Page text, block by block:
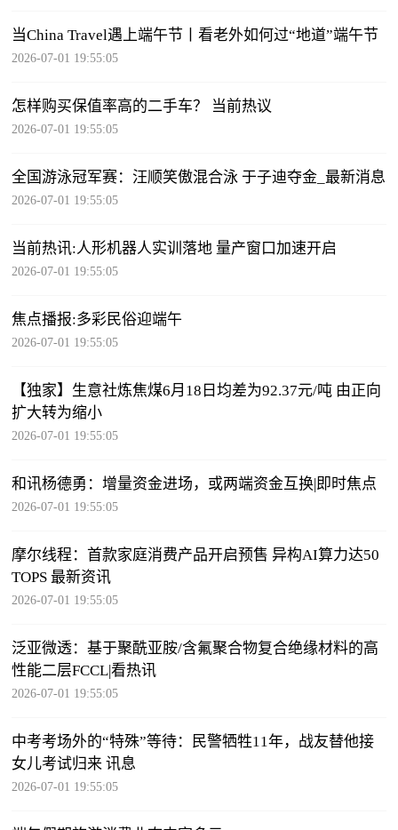
当China Travel遇上端午节丨看老外如何过“地道”端午节
2026-07-01 19:55:05
怎样购买保值率高的二手车？ 当前热议
2026-07-01 19:55:05
全国游泳冠军赛：汪顺笑傲混合泳 于子迪夺金_最新消息
2026-07-01 19:55:05
当前热讯:人形机器人实训落地 量产窗口加速开启
2026-07-01 19:55:05
焦点播报:多彩民俗迎端午
2026-07-01 19:55:05
【独家】生意社炼焦煤6月18日均差为92.37元/吨 由正向
扩大转为缩小
2026-07-01 19:55:05
和讯杨德勇：增量资金进场，或两端资金互换|即时焦点
2026-07-01 19:55:05
摩尔线程：首款家庭消费产品开启预售 异构AI算力达50
TOPS 最新资讯
2026-07-01 19:55:05
泛亚微透：基于聚酰亚胺/含氟聚合物复合绝缘材料的高
性能二层FCCL|看热讯
2026-07-01 19:55:05
中考考场外的“特殊”等待：民警牺牲11年，战友替他接
女儿考试归来 讯息
2026-07-01 19:55:05